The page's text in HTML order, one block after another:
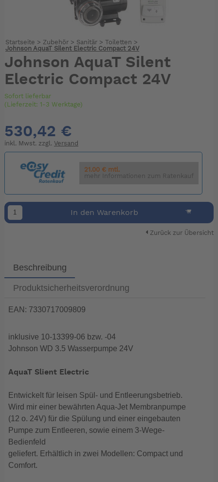
Startseite > Zubehör> Sanitär> Toiletten >
Johnson AquaT Silent Electric Compact 24V
Johnson AquaT Silent
Electric Compact 24V
Sofort lieferbar
(Lieferzeit: 1-3 Werktage)
530,42 €
inkl. Mwst. zzgl. Versand
21.00 € mtl.
mehr Informationen zum Ratenkauf
In den Warenkorb
Zurück zur Übersicht
Beschreibung
Produktsicherheitsverordnung
EAN: 7330717009809
inklusive 10-13399-06 bzw. -04
Johnson WD 3.5 Wasserpumpe 24V
AquaT Slient Electric
Entwickelt für leisen Spül- und Entleerungsbetrieb.
Wird mir einer bewährten Aqua-Jet Membranpumpe
(12 o. 24V) für die Spülung und einer eingebauten
Pumpe zum Entleeren, sowie einem 3-Wege-
Bedienfeld
geliefert. Erhältlich in zwei Modellen: Compact und
Comfort.